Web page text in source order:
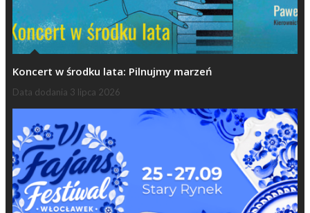
Koncert w środku lata: Pilnujmy marzeń
Data dodania 3 lipca 2026